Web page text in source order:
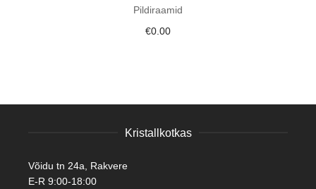
Pildiraamid
€0.00
Kristallkotkas
Võidu tn 24a, Rakvere
E-R 9:00-18:00